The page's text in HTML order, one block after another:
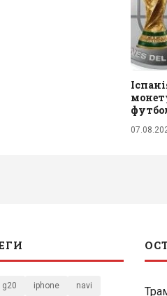
g20 iphone navi